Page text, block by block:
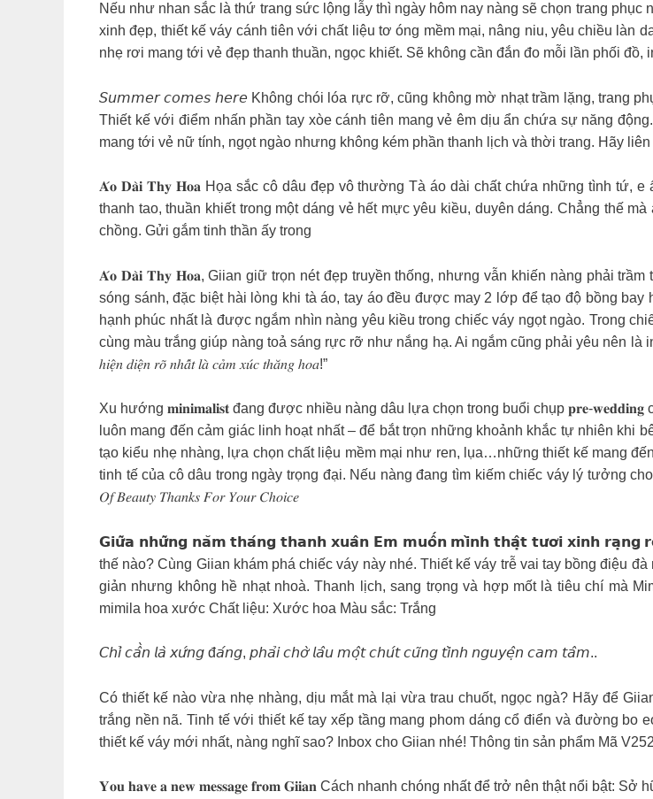
Nếu như nhan sắc là thứ trang sức lộng lẫy thì ngày hôm nay nàng sẽ chọn trang
xinh đẹp, thiết kế váy cánh tiên với chất liệu tơ óng mềm mại, nâng niu, yêu chiều làn
nhẹ rơi mang tới vẻ đẹp thanh thuần, ngọc khiết. Sẽ không cần đắn đo mỗi lần phối đồ,
𝘚𝘶𝘮𝘮𝘦𝘳 𝘤𝘰𝘮𝘦𝘴 𝘩𝘦𝘳𝘦 Không chói lóa rực rỡ, cũng không mờ nhạt trầm lặng, trang
Thiết kế với điểm nhấn phần tay xòe cánh tiên mang vẻ êm dịu ẩn chứa sự năng
mang tới vẻ nữ tính, ngọt ngào nhưng không kém phần thanh lịch và thời trang. Hãy
𝐀́𝐨 𝐃𝐚̀𝐢 𝐓𝐡𝐲 𝐇𝐨𝐚 Họa sắc cô dâu đẹp vô thường Tà áo dài chất chứa những tình tứ,
thanh tao, thuần khiết trong một dáng vẻ hết mực yêu kiều, duyên dáng. Chẳng thế
chồng. Gửi gắm tinh thần ấy trong
𝐀́𝐨 𝐃𝐚̀𝐢 𝐓𝐡𝐲 𝐇𝐨𝐚, Giian giữ trọn nét đẹp truyền thống, nhưng vẫn khiến nàng phải
sóng sánh, đặc biệt hài lòng khi tà áo, tay áo đều được may 2 lớp để tạo độ bồng bay
hạnh phúc nhất là được ngắm nhìn nàng yêu kiều trong chiếc váy ngọt ngào. Trong
cùng màu trắng giúp nàng toả sáng rực rỡ như nắng hạ. Ai ngắm cũng phải yêu nên là
ℎ𝑖𝑒̣̂𝑛 𝑑𝑖𝑒̣̂𝑛 𝑟𝑜̃ 𝑛ℎ𝑎̂́𝑡 𝑙𝑎̀ 𝑐𝑎̉𝑚 𝑥𝑢́𝑐 𝑡ℎ𝑎̆𝑛𝑔 ℎ𝑜𝑎!”
Xu hướng 𝐦𝐢𝐧𝐢𝐦𝐚𝐥𝐢𝐬𝐭 đang được nhiều nàng dâu lựa chọn trong buổi chụp 𝐩𝐫𝐞-
luôn mang đến cảm giác linh hoạt nhất – để bắt trọn những khoảnh khắc tự nhiên
tạo kiểu nhẹ nhàng, lựa chọn chất liệu mềm mại như ren, lụa…những thiết kế mang
tinh tế của cô dâu trong ngày trọng đại. Nếu nàng đang tìm kiếm chiếc váy lý tưởng
𝑂𝑓 𝐵𝑒𝑎𝑢𝑡𝑦 𝑇ℎ𝑎𝑛𝑘𝑠 𝐹𝑜𝑟 𝑌𝑜𝑢𝑟 𝐶ℎ𝑜𝑖𝑐𝑒
𝗚𝗶𝘂̛̃𝗮 𝗻𝗵𝘂̛̃𝗻𝗴 𝗻𝗮̆𝗺 𝘁𝗵𝗮́𝗻𝗴 𝘁𝗵𝗮𝗻𝗵 𝘅𝘂𝗮̂𝗻 𝗘𝗺 𝗺𝘂𝗼̂́𝗻 𝗺𝗶̀𝗻𝗵 𝘁𝗵𝗮̣̂𝘁 𝘁𝘂̛𝗼̛𝗶 𝘅𝗶𝗻𝗵 𝗿𝗮̣𝗻𝗴 𝗿𝗼̛̃
thế nào? Cùng Giian khám phá chiếc váy này nhé. Thiết kế váy trễ vai tay bồng điệu
giản nhưng không hề nhạt nhoà. Thanh lịch, sang trọng và hợp mốt là tiêu chí mà
mimila hoa xước Chất liệu: Xước hoa Màu sắc: Trắng
𝘊𝘩𝘪̉ 𝘤𝘢̂̀𝘯 𝘭𝘢̀ 𝘹𝘶̛́𝘯𝘨 đ𝘢́𝘯𝘨, 𝘱𝘩𝘢̉𝘪 𝘤𝘩𝘰̛̀ 𝘭𝘢̂𝘶 𝘮𝘰̣̂𝘵 𝘤𝘩𝘶́𝘵 𝘤𝘶̃𝘯𝘨 𝘵𝘪̀𝘯𝘩 𝘯𝘨𝘶𝘺𝘦̣̂𝘯 𝘤𝘢𝘮 𝘵𝘢̂𝘮..
Có thiết kế nào vừa nhẹ nhàng, dịu mắt mà lại vừa trau chuốt, ngọc ngà? Hãy để
trắng nền nã. Tinh tế với thiết kế tay xếp tầng mang phom dáng cổ điển và đường bo
thiết kế váy mới nhất, nàng nghĩ sao? Inbox cho Giian nhé! Thông tin sản phẩm Mã
𝐘𝐨𝐮 𝐡𝐚𝐯𝐞 𝐚 𝐧𝐞𝐰 𝐦𝐞𝐬𝐬𝐚𝐠𝐞 𝐟𝐫𝐨𝐦 𝐆𝐢𝐢𝐚𝐧 Cách nhanh chóng nhất để trở nên thật nổi bật: